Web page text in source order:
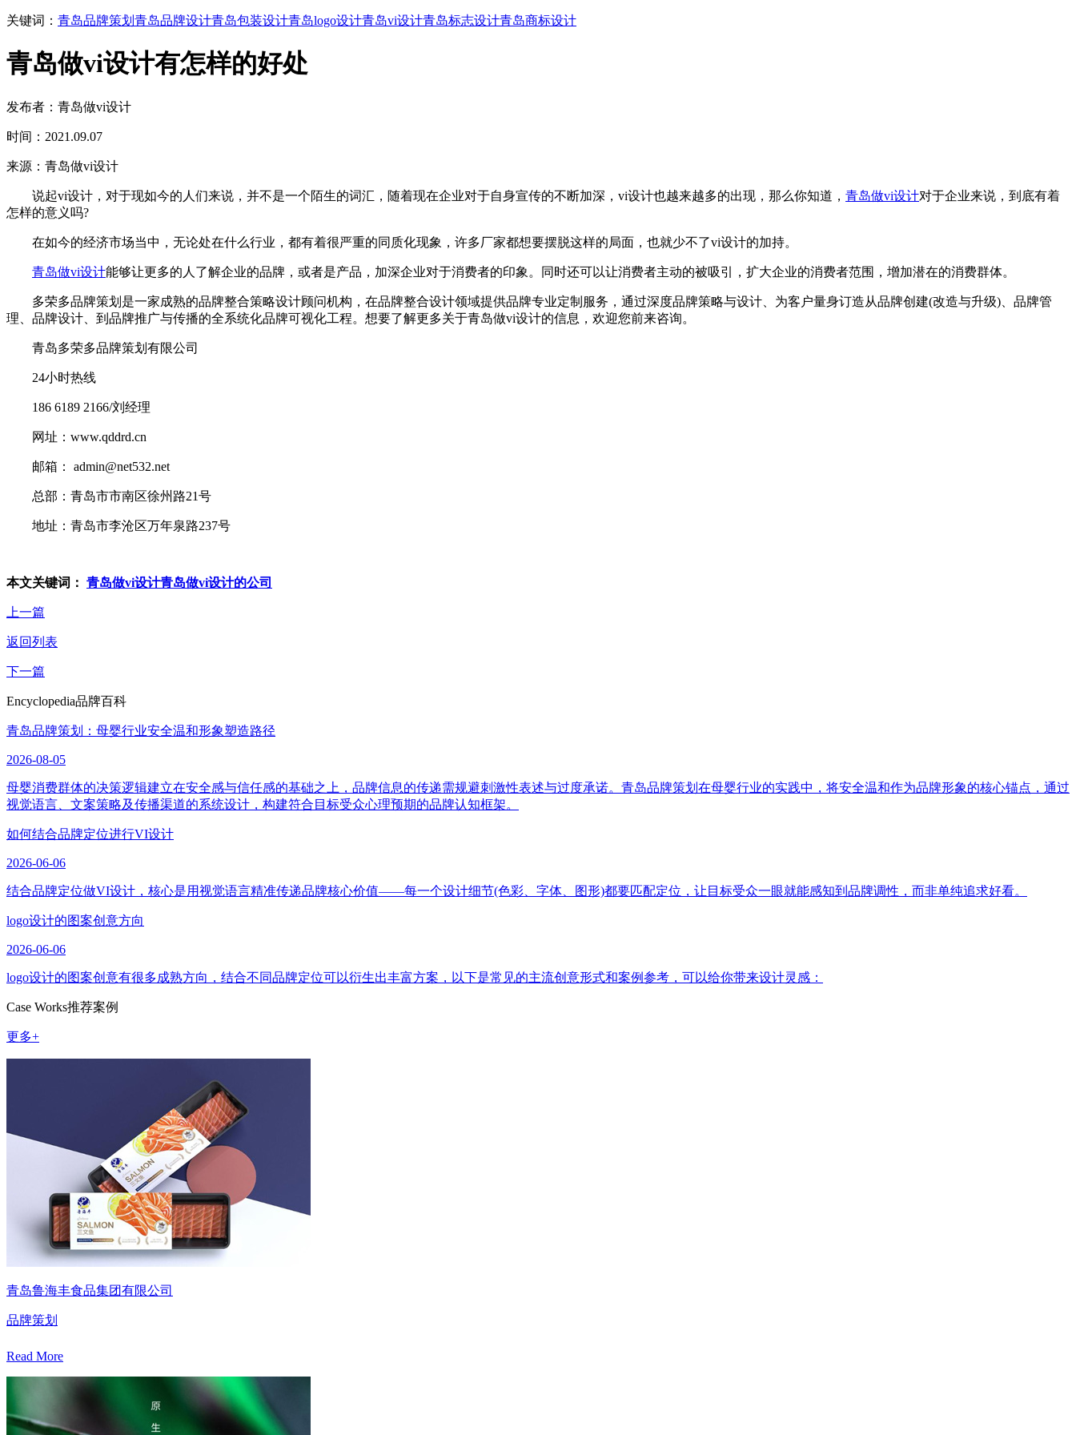
关键词： 青岛品牌策划 青岛品牌设计青岛包装设计青岛logo设计青岛vi设计青岛标志设计青岛商标设计
青岛做vi设计有怎样的好处
发布者：青岛做vi设计
时间：2021.09.07
来源：青岛做vi设计
说起vi设计，对于现如今的人们来说，并不是一个陌生的词汇，随着现在企业对于自身宣传的不断加深，vi设计也越来越多的出现，那么你知道， 青岛做vi设计对于企业来说，到底有着
怎样的意义吗?
在如今的经济市场当中，无论处在什么行业，都有着很严重的同质化现象，许多厂家都想要摆脱这样的局面，也就少不了vi设计的加持。
青岛做vi设计能够让更多的人了解企业的品牌，或者是产品，加深企业对于消费者的印象。同时还可以让消费者主动的被吸引，扩大企业的消费者范围，增加潜在的消费群体。
多荣多品牌策划是一家成熟的品牌整合策略设计顾问机构，在品牌整合设计领域提供品牌专业定制服务，通过深度品牌策略与设计、为客户量身订造从品牌创建(改造与升级)、品牌管
理、品牌设计、到品牌推广与传播的全系统化品牌可视化工程。想要了解更多关于青岛做vi设计的信息，欢迎您前来咨询。
青岛多荣多品牌策划有限公司
24小时热线
186 6189 2166/刘经理
网址：www.qddrd.cn
邮箱： admin@net532.net
总部：青岛市市南区徐州路21号
地址：青岛市李沧区万年泉路237号
本文关键词： 青岛做vi设计青岛做vi设计的公司
上一篇
返回列表
下一篇
Encyclopedia品牌百科
青岛品牌策划：母婴行业安全温和形象塑造路径
2026-08-05
母婴消费群体的决策逻辑建立在安全感与信任感的基础之上，品牌信息的传递需规避刺激性表述与过度承诺。青岛品牌策划在母婴行业的实践中，将安全温和作为品牌形象的核心锚点，通过
视觉语言、文案策略及传播渠道的系统设计，构建符合目标受众心理预期的品牌认知框架。
如何结合品牌定位进行VI设计
2026-06-06
结合品牌定位做VI设计，核心是用视觉语言精准传递品牌核心价值——每一个设计细节(色彩、字体、图形)都要匹配定位，让目标受众一眼就能感知到品牌调性，而非单纯追求好看。
logo设计的图案创意方向
2026-06-06
logo设计的图案创意有很多成熟方向，结合不同品牌定位可以衍生出丰富方案，以下是常见的主流创意形式和案例参考，可以给你带来设计灵感：
Case Works推荐案例
更多+
青岛鲁海丰食品集团有限公司
品牌策划
Read More